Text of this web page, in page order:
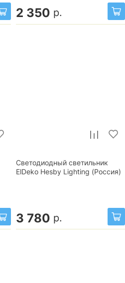
2 350 р.
Светодиодный светильник
ElDeko Hesby Lighting (Россия)
3 780 р.